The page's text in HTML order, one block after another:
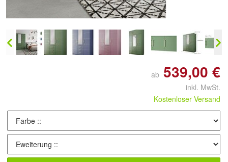
ab 539,00 €
inkl. MwSt.
Kostenloser Versand